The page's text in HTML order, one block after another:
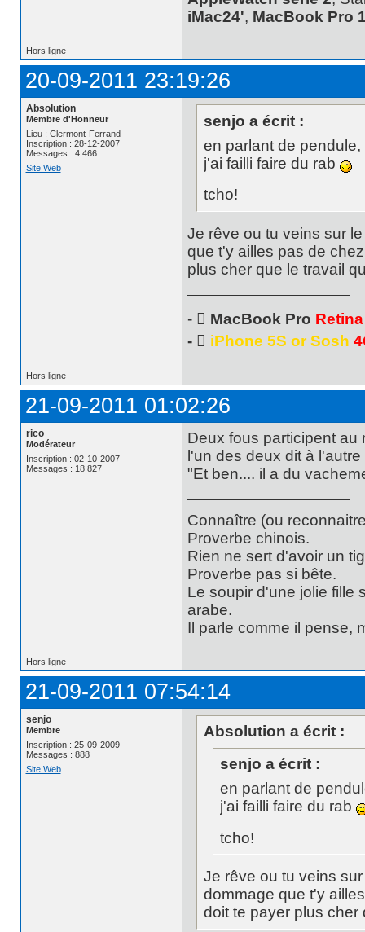
iMac24', MacBook Pro
Hors ligne
20-09-2011 23:19:26
Absolution
Membre d'Honneur
Lieu : Clermont-Ferrand
Inscription : 28-12-2007
Messages : 4 466
Site Web
senjo a écrit :
en parlant de
j'ai failli faire du rab
tcho!
Je rêve ou tu veins sur
que t'y ailles pas de
plus cher que le travail
-  MacBook Pro Retina
-  iPhone 5S or Sosh
Hors ligne
21-09-2011 01:02:26
rico
Modérateur
Inscription : 02-10-2007
Messages : 18 827
Deux fous participent au
l'un des deux dit à l'autre
"Et ben.... il a du
Connaître (ou
Proverbe chinois.
Rien ne sert d'avoir un
Proverbe pas si bête.
Le soupir d'une jolie fille
arabe.
Il parle comme il pense,
Hors ligne
21-09-2011 07:54:14
senjo
Membre
Inscription : 25-09-2009
Messages : 888
Site Web
Absolution a écrit :
senjo a écrit :
en parlant de
j'ai failli faire du rab
tcho!
Je rêve ou tu veins
dommage que t'y
doit te payer plus